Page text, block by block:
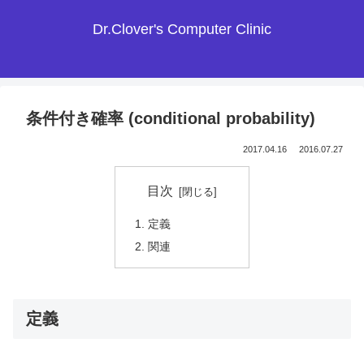
Dr.Clover's Computer Clinic
条件付き確率 (conditional probability)
2017.04.16 2016.07.27
目次
定義
関連
定義